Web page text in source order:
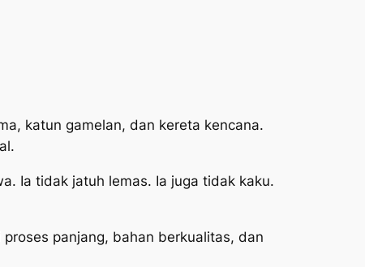
katun gamelan, dan kereta kencana.
Ia tidak jatuh lemas. Ia juga tidak kaku.
panjang, bahan berkualitas, dan